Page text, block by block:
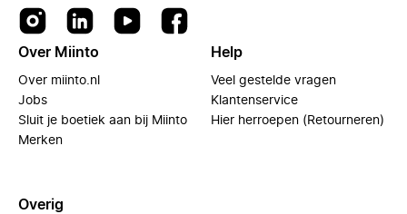
Over Miinto
Over miinto.nl
Jobs
Sluit je boetiek aan bij Miinto
Merken
Help
Veel gestelde vragen
Klantenservice
Hier herroepen (Retourneren)
Overig